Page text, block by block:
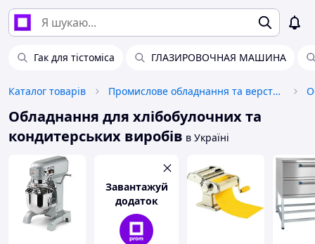
Гак для тістоміса ГЛАЗИРОВОЧНАЯ МАШИНА
Каталог товарів Промислове обладнання та верстати
Обладнання для хлібобулочних та
кондитерських виробів в Україні
Завантажуй
додаток